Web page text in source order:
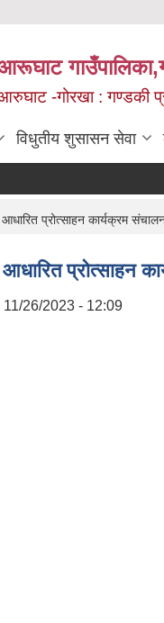
-गोरखा : गण्डकी
विधुतीय शुसासन सेवा
प्रोत्साहन कार्यक्रम
प्रोत्साहन
11/26/2023 - 12:09